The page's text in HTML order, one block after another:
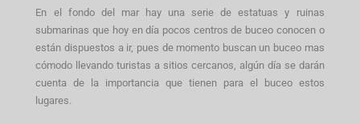
En el fondo del mar hay una serie de estatuas y ruinas
submarinas que hoy en día pocos centros de buceo conocen o
están dispuestos a ir, pues de momento buscan un buceo mas
cómodo llevando turistas a sitios cercanos, algún día se darán
cuenta de la importancia que tienen para el buceo estos
lugares.